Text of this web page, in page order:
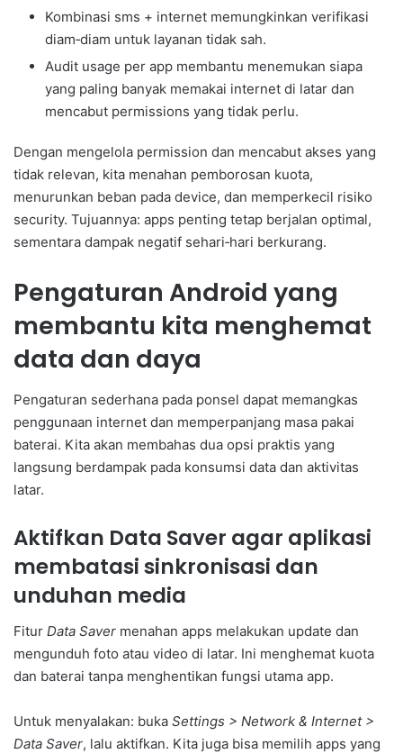
Kombinasi sms + internet memungkinkan verifikasi
diam‑diam untuk layanan tidak sah.
Audit usage per app membantu menemukan siapa
yang paling banyak memakai internet di latar dan
mencabut permissions yang tidak perlu.
Dengan mengelola permission dan mencabut akses yang
tidak relevan, kita menahan pemborosan kuota,
menurunkan beban pada device, dan memperkecil risiko
security. Tujuannya: apps penting tetap berjalan optimal,
sementara dampak negatif sehari‑hari berkurang.
Pengaturan Android yang
membantu kita menghemat
data dan daya
Pengaturan sederhana pada ponsel dapat memangkas
penggunaan internet dan memperpanjang masa pakai
baterai. Kita akan membahas dua opsi praktis yang
langsung berdampak pada konsumsi data dan aktivitas
latar.
Aktifkan Data Saver agar aplikasi
membatasi sinkronisasi dan
unduhan media
Fitur Data Saver menahan apps melakukan update dan
mengunduh foto atau video di latar. Ini menghemat kuota
dan baterai tanpa menghentikan fungsi utama app.
Untuk menyalakan: buka Settings > Network & Internet >
Data Saver, lalu aktifkan. Kita juga bisa memilih apps yang